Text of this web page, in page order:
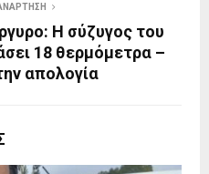
Η σύζυγος του
18 θερμόμετρα –
απολογία